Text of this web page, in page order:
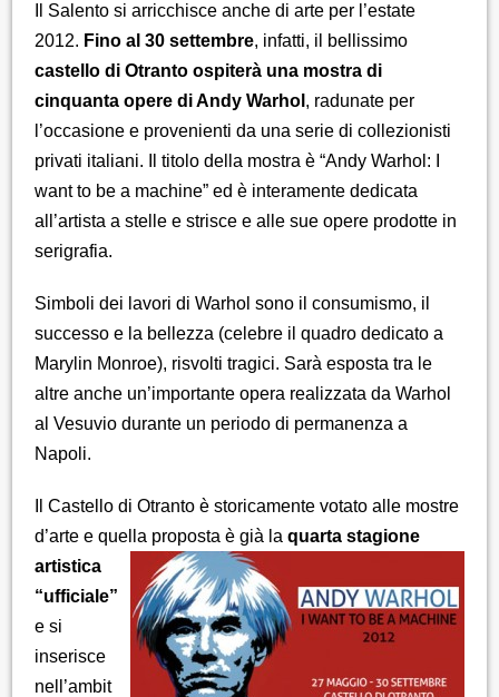
Il Salento si arricchisce anche di arte per l’estate
2012. Fino al 30 settembre, infatti, il bellissimo
castello di Otranto ospiterà una mostra di
cinquanta opere di Andy Warhol , radunate per
l’occasione e provenienti da una serie di collezionisti
privati italiani. Il titolo della mostra è “Andy Warhol: I
want to be a machine” ed è interamente dedicata
all’artista a stelle e strisce e alle sue opere prodotte in
serigrafia.
Simboli dei lavori di Warhol sono il consumismo, il
successo e la bellezza (celebre il quadro dedicato a
Marylin Monroe), risvolti tragici. Sarà esposta tra le
altre anche un’importante opera realizzata da Warhol
al Vesuvio durante un periodo di permanenza a
Napoli.
Il Castello di Otranto è storicamente votato alle mostre
d’arte e quella proposta è già laquarta stagione
artistica
“ufficiale”
e si
inserisce
nell’ambit